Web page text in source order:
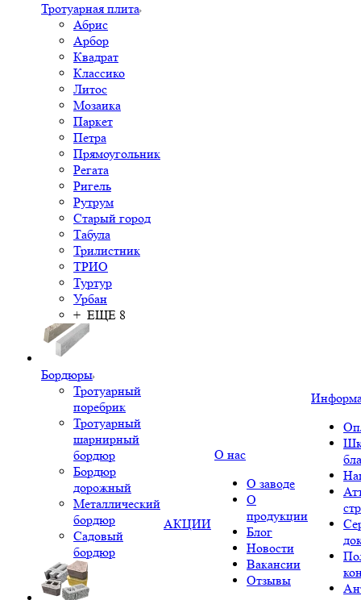
Тротуарная плита
Абрис
Арбор
Квадрат
Классико
Литос
Мозаика
Паркет
Петра
Прямоугольник
Регата
Ригель
Рутрум
Старый город
Табула
Трилистник
ТРИО
Туртур
Урбан
+ ЕЩЕ 8
Бордюры
Тротуарный
поребрик
Тротуарный
шарнирный
бордюр
Бордюр
дорожный
Металлический
бордюр
Садовый
бордюр
АКЦИИ
О нас
О заводе
О
продукции
Блог
Новости
Вакансии
Отзывы